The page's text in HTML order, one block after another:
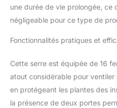
les
de
une durée de vie prolongée, ce
négligeable pour ce type de
Fonctionnalités pratiques et
Cette serre est équipée de 16
atout considérable pour ventiler
en protégeant les plantes des
la présence de deux portes